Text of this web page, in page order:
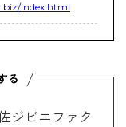
index.html
ジビエファク